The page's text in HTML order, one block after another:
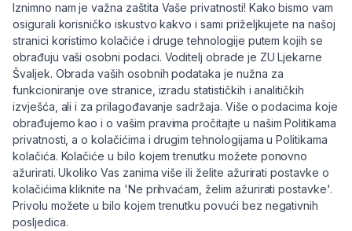
CeraVe
Eucerin
Avene
Bioderma
Svi brandovi
Info
Trebate pomoć ili imate pitanja?
+385 91 6191 901
info@eljekarna24.hr
Iznimno nam je važna zaštita Vaše privatnosti! Kako bismo vam
osigurali korisničko iskustvo kakvo i sami priželjkujete na našoj
stranici koristimo kolačiće i druge tehnologije putem kojih se
obrađuju vaši osobni podaci. Voditelj obrade je ZU Ljekarne
Švaljek. Obrada vaših osobnih podataka je nužna za
funkcioniranje ove stranice, izradu statističkih i analitičkih
izvješća, ali i za prilagođavanje sadržaja. Više o podacima koje
obrađujemo kao i o vašim pravima pročitajte u našim Politikama
privatnosti, a o kolačićima i drugim tehnologijama u Politikama
kolačića. Kolačiće u bilo kojem trenutku možete ponovno
ažurirati. Ukoliko Vas zanima više ili želite ažurirati postavke o
kolačićima kliknite na 'Ne prihvaćam, želim ažurirati postavke'.
Privolu možete u bilo kojem trenutku povući bez negativnih
posljedica.